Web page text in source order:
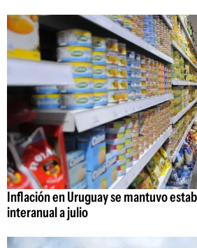
Inflación en Uruguay se mantuvo
interanual a julio